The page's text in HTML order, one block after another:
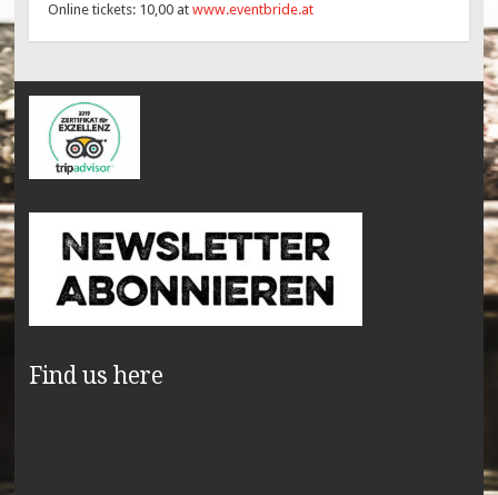
Online tickets: 10,00 atwww.eventbride.at
Find us here